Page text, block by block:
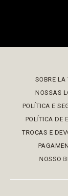
SOBRE LA
NOSSAS
POLÍTICA E
POLÍTICA DE
TROCAS E
NOSSO